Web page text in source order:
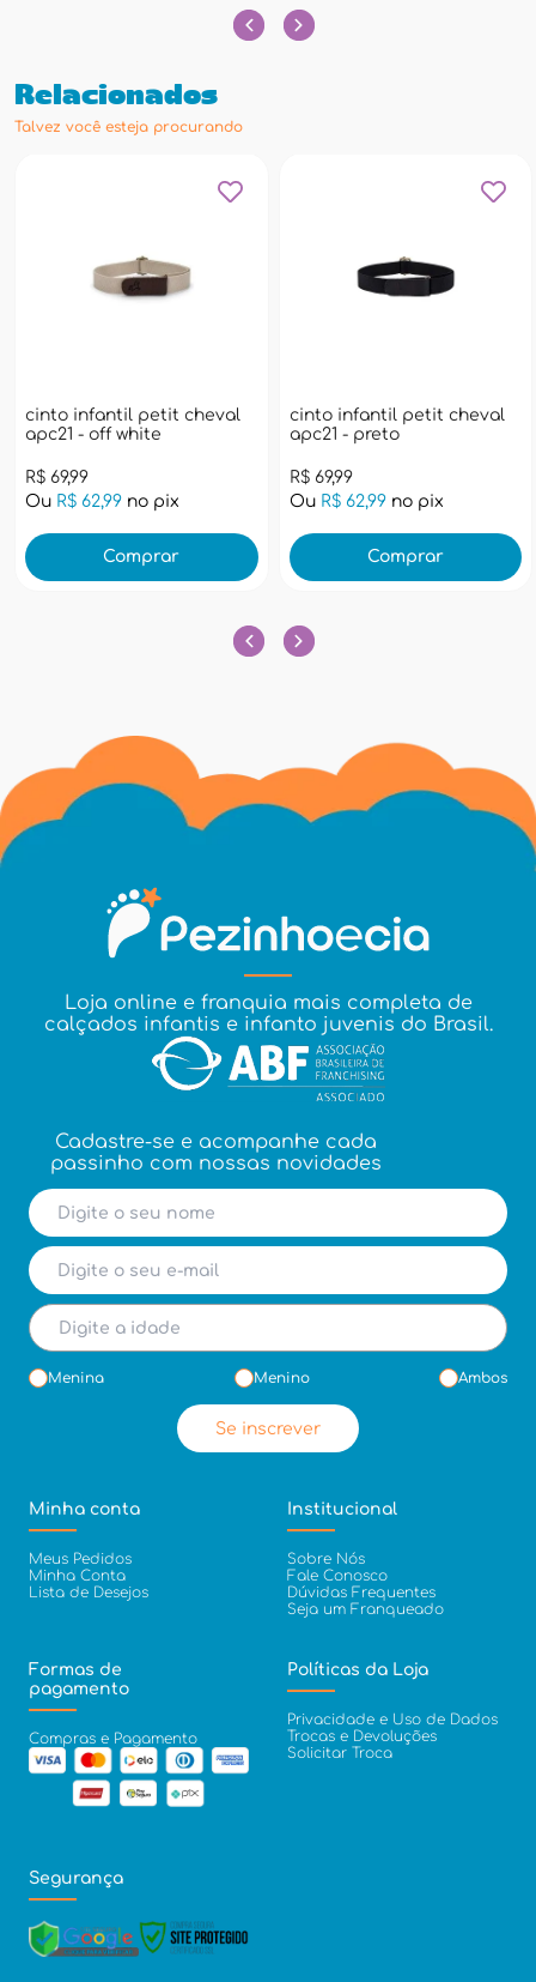
Relacionados
Talvez você esteja procurando
cinto infantil petit cheval
apc21 - off white
R$ 69,99
Ou R$ 62,99 no pix
Comprar
cinto infantil petit cheval
apc21 - preto
R$ 69,99
Ou R$ 62,99no pix
Comprar
Loja online e franquia mais completa de
calçados infantis e infanto juvenis do Brasil.
Cadastre-se e acompanhe cada
passinho com nossas novidades
Menina Menino Ambos
Se inscrever
Minha conta
Meus Pedidos
Minha Conta
Lista de Desejos
Institucional
Sobre Nós
Fale Conosco
Dúvidas Frequentes
Seja um Franqueado
Formas de
pagamento
Compras e Pagamento
Políticas da Loja
Privacidade e Uso de Dados
Trocas e Devoluções
Solicitar Troca
Segurança